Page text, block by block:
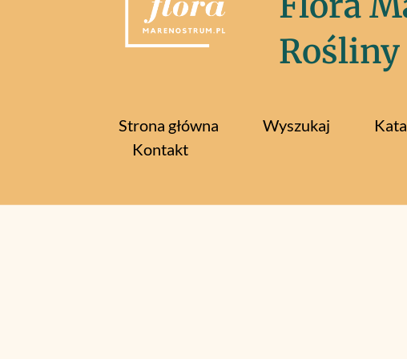
Strona główna Wyszukaj
Kontakt